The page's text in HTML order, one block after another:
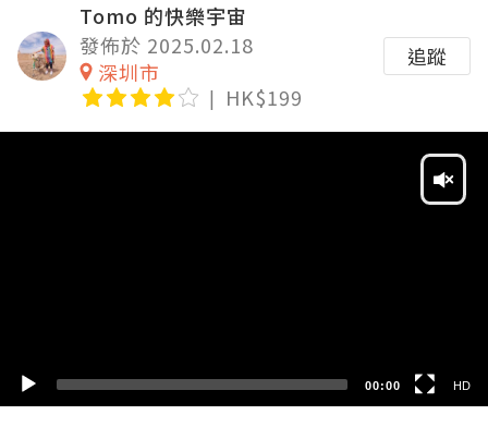
Tomo 的快樂宇宙
發佈於 2025.02.18
深圳市
HK$199
追蹤
00:00 HD